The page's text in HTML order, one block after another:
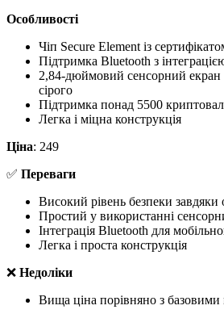
Особливості
Чіп Secure Element із
Підтримка Bluetooth з
2,84-дюймовий сенсорний екран
сірого
Підтримка понад 5500
Легка і міцна конструкція
Ціна: 249
✅ Переваги
Високий рівень безпеки
Простий у використанні
Інтеграція Bluetooth для
Легка і проста конструкція
❌ Недоліки
Вища ціна порівняно з